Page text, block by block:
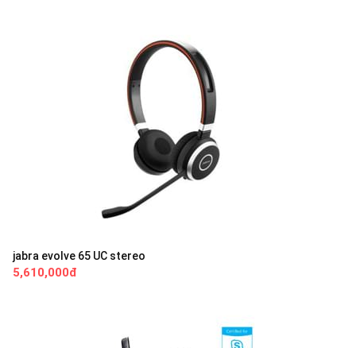
jabra evolve 65 UC stereo
5,610,000đ